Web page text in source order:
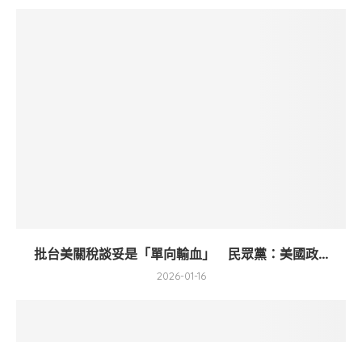
批台美關稅談妥是「單向輸血」 民眾黨：美國政...
2026-01-16